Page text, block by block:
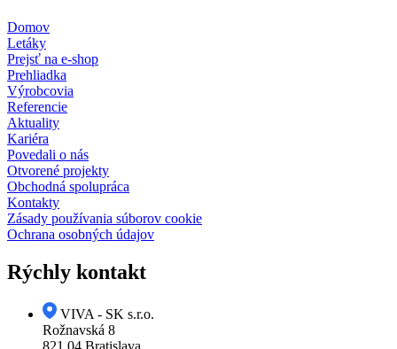
Domov
Letáky
Prejsť na e-shop
Prehliadka
Výrobcovia
Referencie
Aktuality
Kariéra
Povedali o nás
Otvorené projekty
Obchodná spolupráca
Kontakty
Zásady používania súborov cookie
Ochrana osobných údajov
Rýchly kontakt
VIVA - SK s.r.o.
Rožnavská 8
821 04 Bratislava